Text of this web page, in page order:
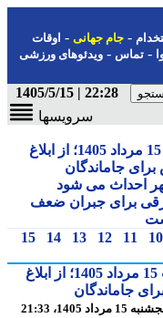
- جام جهانی-اوقات
-ویدئوهای ورزشی
22:28 | 1405/5/15
سرویسها
آخرین اخبار رتبه بندی معلمان امشب 15 مرداد 1405؛ از ابلاغ
احداث می شود
برای جبران ضعف
11
12
13
14
15
آخرین اخبار رتبه بندی معلمان امشب 15 مرداد 1405؛ از ابلاغ